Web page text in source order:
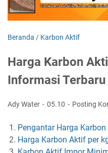
Beranda / Karbon Aktif
Harga Karbon
Informasi
Ady Water 05.10 Posting
Pengantar Harga
Harga Karbon Aktif per